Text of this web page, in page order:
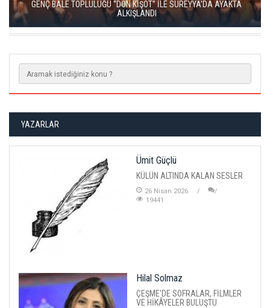
LA TRAVİATA, SAHNEDE BÜYÜLEYİCİ BİR GECE YARATTI
YAZARLAR
Ümit Güçlü
KÜLÜN ALTINDA KALAN SESLER
26 Nisan 2026
19441
Hilal Solmaz
ÇEŞME'DE SOFRALAR, FİLMLER
VE HİKÂYELER BULUŞTU